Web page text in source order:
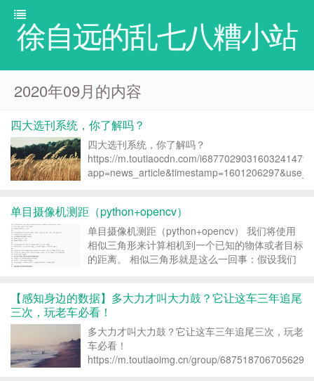
徐自远的乱七八糟小站
2020年09月的内容
四大选刊系统，你了解吗？
四大选刊系统，你了解吗？
https://m.toutiaocdn.com/i6877029031603241479/
单目摄像机测距（python+opencv）
单目摄像机测距（python+opencv） 我们将使用
相似三角形来计算相机到一个已知的物体或者目标
的距离。 相似三角形就是这么一回事：假设我们
相机对物体进行拍照并且测量物体的像素宽...
【感知身边的数据】多大力才叫大力鼓？它让这车三年追尾
三次，玩老车必看！
多大力才叫大力鼓？它让这车三年追尾三次，玩老
车必看！
https://m.toutiaoimg.cn/group/